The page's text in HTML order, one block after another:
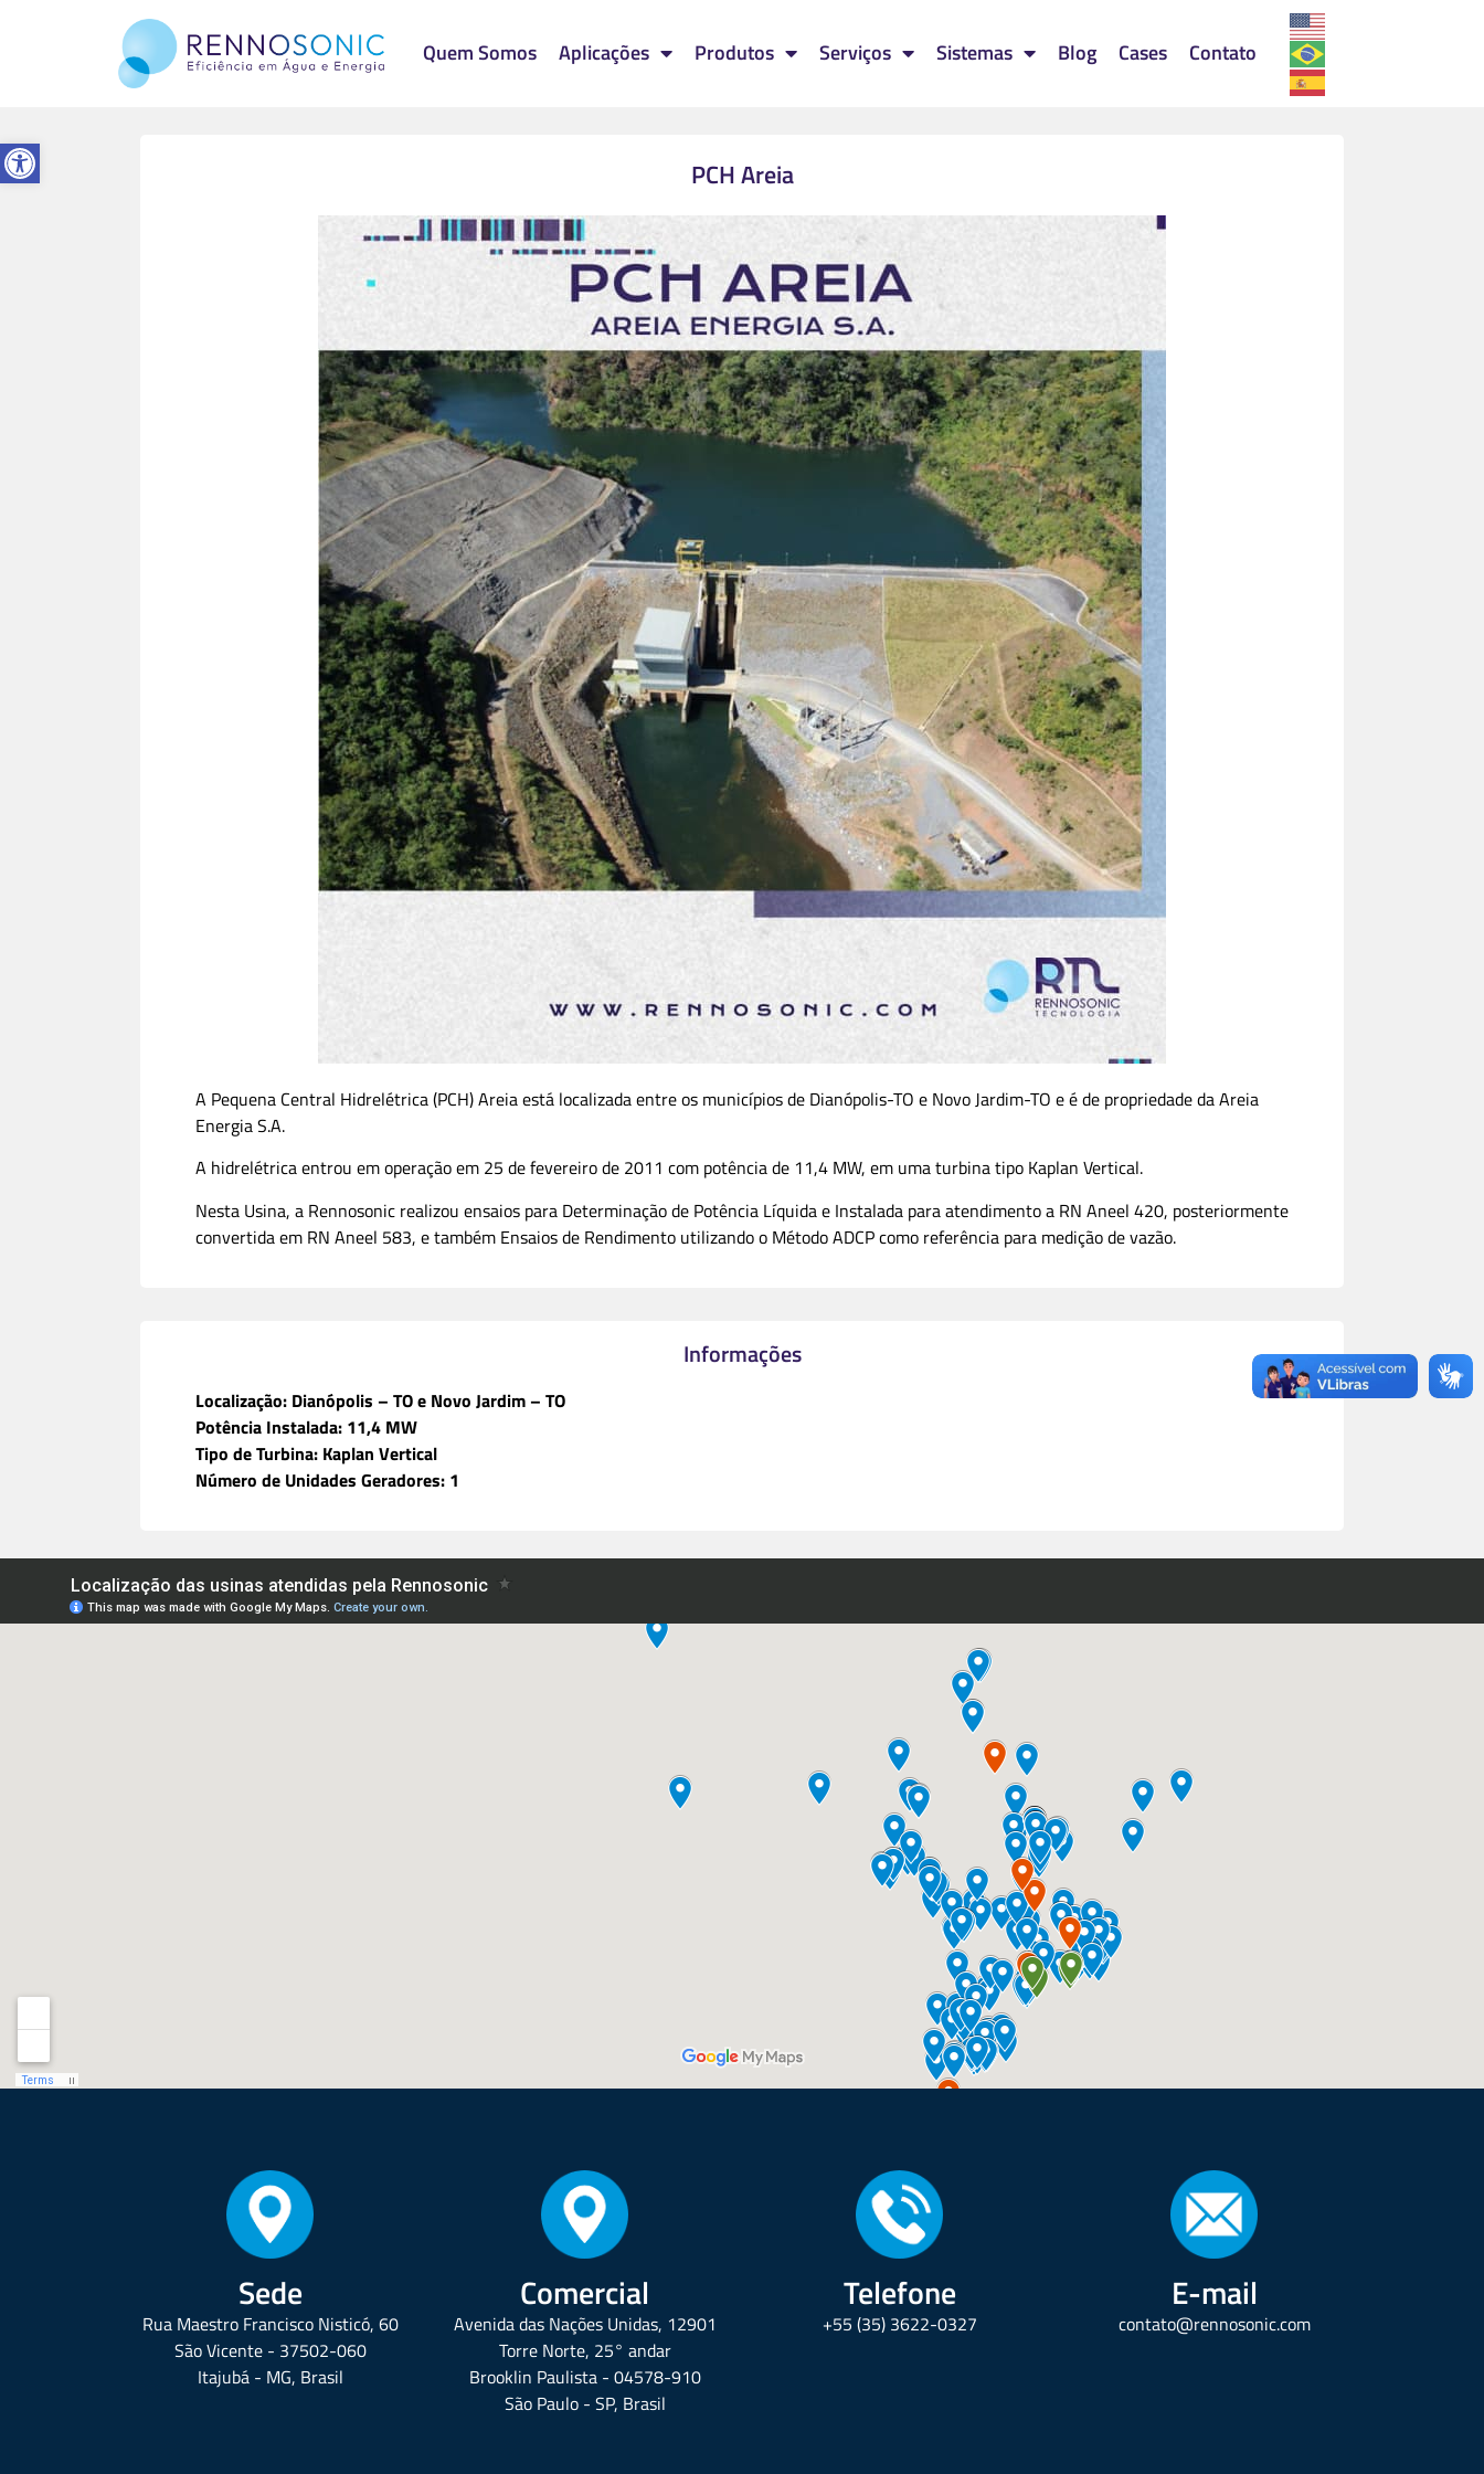
Abrir a barra de ferramentas
Quem Somos Aplicações Produtos Serviços Sistemas Blog Cases Contato
PCH Areia
A Pequena Central Hidrelétrica (PCH) Areia está localizada entre os municípios de Dianópolis-TO e Novo Jardim-TO e é de propriedade da Areia
Energia S.A.
A hidrelétrica entrou em operação em 25 de fevereiro de 2011 com potência de 11,4 MW, em uma turbina tipo Kaplan Vertical.
Nesta Usina, a Rennosonic realizou ensaios para Determinação de Potência Líquida e Instalada para atendimento a RN Aneel 420, posteriormente
convertida em RN Aneel 583, e também Ensaios de Rendimento utilizando o Método ADCP como referência para medição de vazão.
Informações
Localização: Dianópolis – TO e Novo Jardim – TO
Potência Instalada: 11,4 MW
Tipo de Turbina: Kaplan Vertical
Número de Unidades Geradores: 1
Sede
Rua Maestro Francisco Nisticó, 60
São Vicente - 37502-060
Itajubá - MG, Brasil
Comercial
Avenida das Nações Unidas, 12901
Torre Norte, 25° andar
Brooklin Paulista - 04578-910
São Paulo - SP, Brasil
Telefone
+55 (35) 3622-0327
E-mail
contato@rennosonic.com